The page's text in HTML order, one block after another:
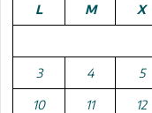
L
M X
3 4 5
10 11 12